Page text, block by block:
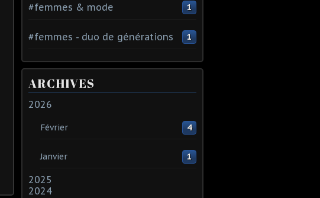
#femmes & mode 1
#femmes - duo de générations 1
ARCHIVES
2026
Février 4
Janvier 1
2025
2024